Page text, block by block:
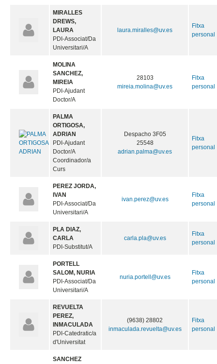
MIRALLES
DREWS,
LAURA
PDI-Associat/Da
Universitari/A
laura.miralles@uv.es
Fitxa
personal
MOLINA
SANCHEZ,
MIREIA
PDI-Ajudant
Doctor/A
28103
mireia.molina@uv.es
Fitxa
personal
PALMA
ORTIGOSA,
ADRIAN
PDI-Ajudant
Doctor/A
Coordinador/a
Curs
Despacho 3F05
25548
adrian.palma@uv.es
Fitxa
personal
PEREZ JORDA,
IVAN
PDI-Associat/Da
Universitari/A
ivan.perez@uv.es
Fitxa
personal
PLA DIAZ,
CARLA
PDI-Substitut/A
carla.pla@uv.es
Fitxa
personal
PORTELL
SALOM, NURIA
PDI-Associat/Da
Universitari/A
nuria.portell@uv.es
Fitxa
personal
REVUELTA
PEREZ,
INMACULADA
PDI-Catedratic/a
d'Universitat
(9638) 28802
inmaculada.revuelta@uv.es
Fitxa
personal
SANCHEZ